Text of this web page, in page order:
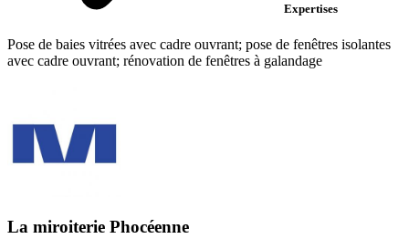
Expertises
Pose de baies vitrées avec cadre ouvrant; pose de fenêtres isolantes
avec cadre ouvrant; rénovation de fenêtres à galandage
La miroiterie Phocéenne